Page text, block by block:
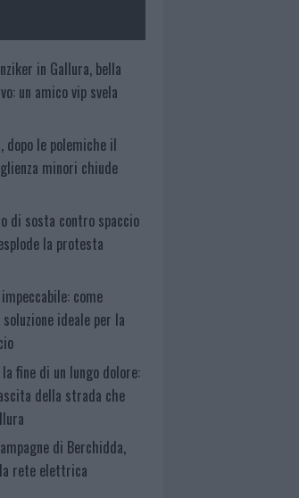
in Gallura, bella
un amico vip svela
dopo le polemiche il
minori chiude
di sosta contro spaccio
la protesta
come
ideale per la
fine di un lungo dolore:
della strada che
di Berchidda,
rete elettrica